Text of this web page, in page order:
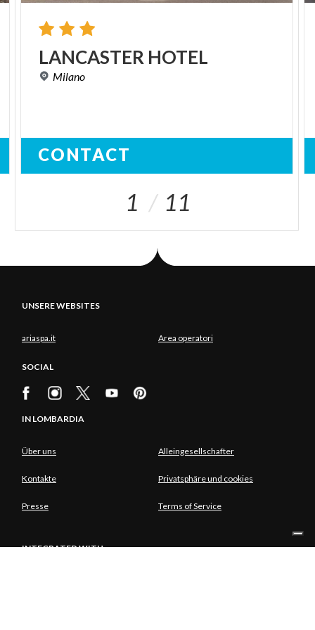
Mood:Entspannt
LANCASTER HOTEL
Milano
CONTACT
1 11
UNSERE WEBSITES
ariaspa.it Area operatori
SOCIAL
IN LOMBARDIA
Über uns Alleingesellschafter
Kontakte Privatsphäre und cookies
Presse Terms of Service
INTEGRATED WITH